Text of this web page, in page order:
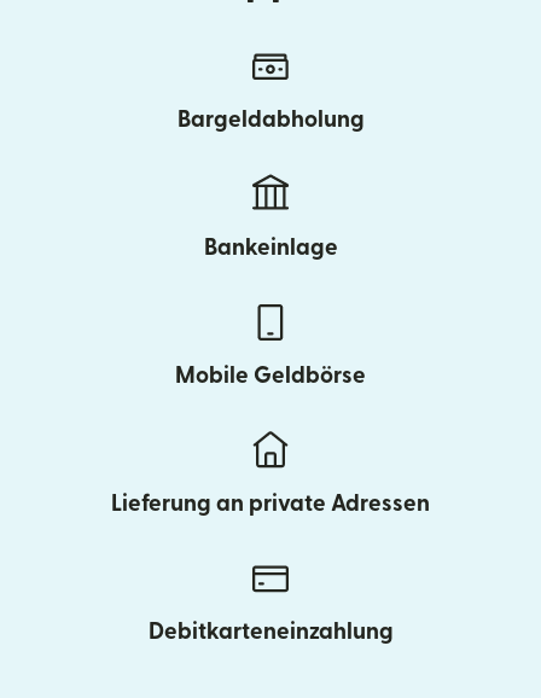
Bargeldabholung
Bankeinlage
Mobile Geldbörse
Lieferung an private Adressen
Debitkarteneinzahlung